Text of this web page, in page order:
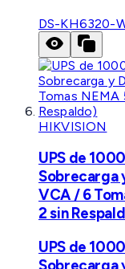
DS-KH6320-
HIKVISION
UPS de
Sobrecarga
VCA / 6
2 sin
UPS de